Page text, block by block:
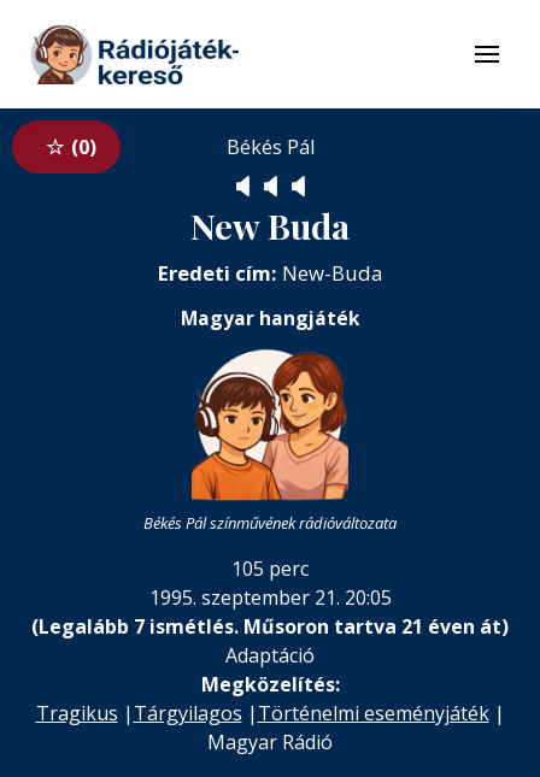
Tovább a tartalomhoz
Menü
0 Békés Pál
🔈 🔈 🔈
New Buda
Eredeti cím: New-Buda
Magyar hangjáték
Békés Pál színművének rádióváltozata
105 perc
1995. szeptember 21. 20:05
(Legalább 7 ismétlés. Műsoron tartva 21 éven át)
Adaptáció
Megközelítés:
Tragikus | Tárgyilagos | Történelmi eseményjáték|
Magyar Rádió